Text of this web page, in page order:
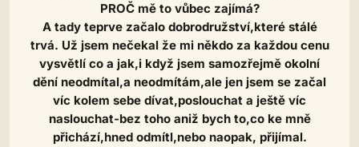
PROČ mě to vůbec zajímá?
A tady teprve začalo dobrodružství,které stálé
trvá. Už jsem nečekal že mi někdo za každou cenu
vysvětlí co a jak,i když jsem samozřejmě okolní
dění neodmítal,a neodmítám,ale jen jsem se začal
víc kolem sebe dívat,poslouchat a ještě víc
naslouchat-bez toho aniž bych to,co ke mně
přichází,hned odmítl,nebo naopak, přijímal.